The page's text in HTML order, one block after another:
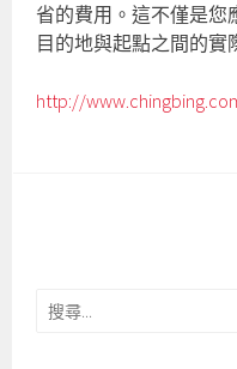
省的費用。這不僅是您
目的地與起點之間的實
http://
搜